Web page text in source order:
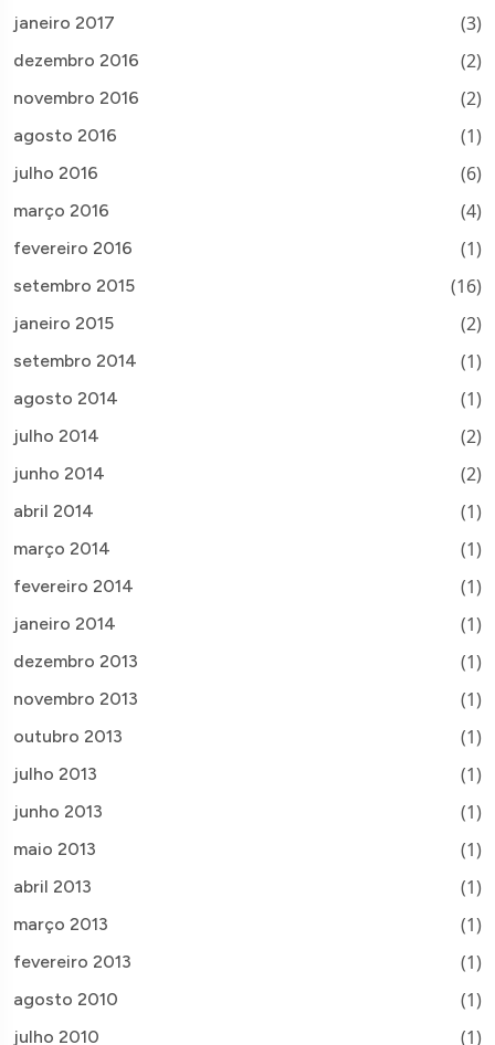
janeiro 2017 (3)
dezembro 2016 (2)
novembro 2016 (2)
agosto 2016 (1)
julho 2016 (6)
março 2016 (4)
fevereiro 2016 (1)
setembro 2015 (16)
janeiro 2015 (2)
setembro 2014 (1)
agosto 2014 (1)
julho 2014 (2)
junho 2014 (2)
abril 2014 (1)
março 2014 (1)
fevereiro 2014 (1)
janeiro 2014 (1)
dezembro 2013 (1)
novembro 2013 (1)
outubro 2013 (1)
julho 2013 (1)
junho 2013 (1)
maio 2013 (1)
abril 2013 (1)
março 2013 (1)
fevereiro 2013 (1)
agosto 2010 (1)
julho 2010 (1)